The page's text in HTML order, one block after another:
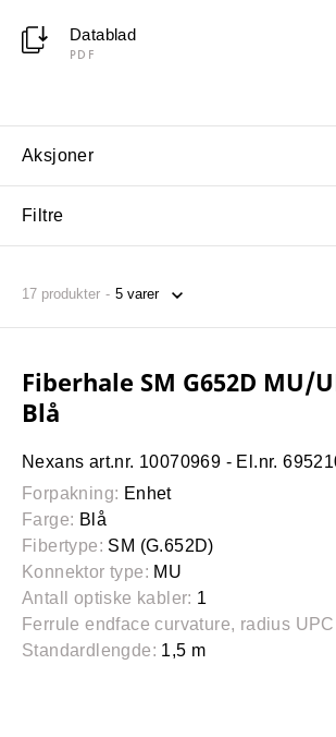
Datablad
PDF
Aksjoner
Filtre
17 produkter
Fiberhale SM G652D MU/
Blå
Nexans art.nr. 10070969 - El.nr.
Forpakning: Enhet
Farge: Blå
Fibertype: SM (G.652D)
Konnektor type: MU
Antall optiske kabler: 1
Ferrule endface curvature, radius
Standardlengde: 1,5 m